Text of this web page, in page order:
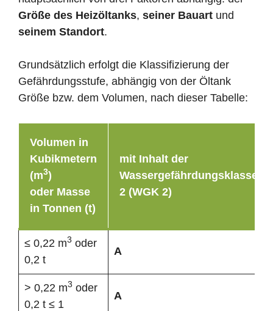
Größe des Heizöltanks, seiner Bauart und
seinem Standort.
Grundsätzlich erfolgt die Klassifizierung der
Gefährdungsstufe, abhängig von der Öltank
Größe bzw. dem Volumen, nach dieser Tabelle:
Volumen in
Kubikmetern
(m3)
oder Masse
in Tonnen (t)
mit Inhalt der
Wassergefährdungsklasse
2 (WGK 2)
≤ 0,22 m3 oder
0,2 t
A
> 0,22 m3 oder
0,2 t ≤ 1
A